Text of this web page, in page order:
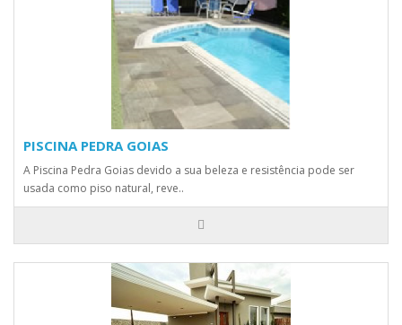
PISCINA PEDRA GOIAS
A Piscina Pedra Goias devido a sua beleza e resistência pode ser
usada como piso natural, reve..